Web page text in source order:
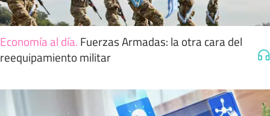
Economía al día. Fuerzas Armadas: la otra cara del
reequipamiento militar